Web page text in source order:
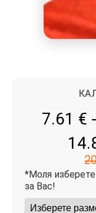
7.61 €
*Моля
за Вас!